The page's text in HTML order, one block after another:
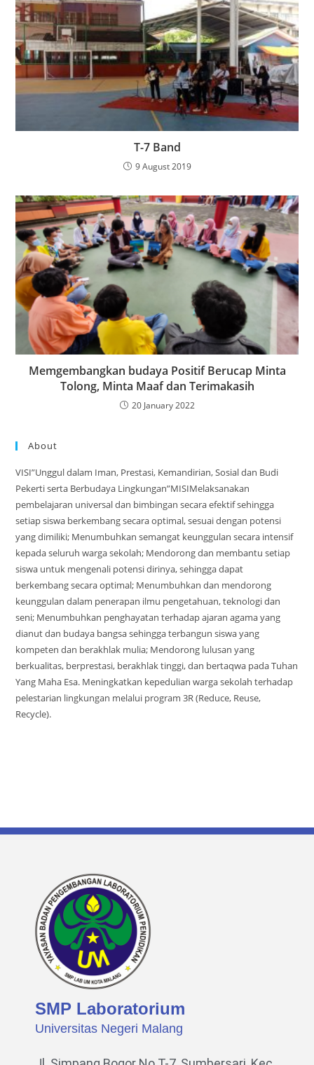
T-7 Band
9 August 2019
Memgembangkan budaya Positif Berucap Minta
Tolong, Minta Maaf dan Terimakasih
20 January 2022
About
VISI”Unggul dalam Iman, Prestasi, Kemandirian, Sosial dan Budi
Pekerti serta Berbudaya Lingkungan”MISIMelaksanakan
pembelajaran universal dan bimbingan secara efektif sehingga
setiap siswa berkembang secara optimal, sesuai dengan potensi
yang dimiliki; Menumbuhkan semangat keunggulan secara intensif
kepada seluruh warga sekolah; Mendorong dan membantu setiap
siswa untuk mengenali potensi dirinya, sehingga dapat
berkembang secara optimal; Menumbuhkan dan mendorong
keunggulan dalam penerapan ilmu pengetahuan, teknologi dan
seni; Menumbuhkan penghayatan terhadap ajaran agama yang
dianut dan budaya bangsa sehingga terbangun siswa yang
kompeten dan berakhlak mulia; Mendorong lulusan yang
berkualitas, berprestasi, berakhlak tinggi, dan bertaqwa pada Tuhan
Yang Maha Esa. Meningkatkan kepedulian warga sekolah terhadap
pelestarian lingkungan melalui program 3R (Reduce, Reuse,
Recycle).
SMP Laboratorium
Universitas Negeri Malang